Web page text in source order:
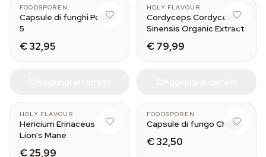
FOODSPOREN
Capsule di funghi Power
5
€ 32,95
HOLY FLAVOUR
Cordyceps Cordyceps
Sinensis Organic Extract
€ 79,99
HOLY FLAVOUR
Hericium Erinaceus
Lion's Mane
€ 25,99
FOODSPOREN
Capsule di fungo Chaga
€ 32,50